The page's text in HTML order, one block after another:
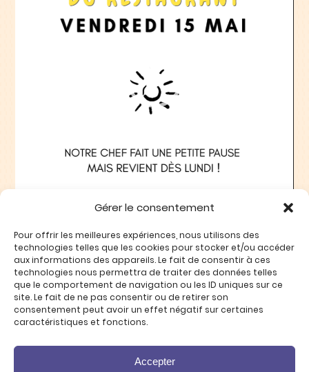
Gérer le consentement
Pour offrir les meilleures expériences, nous utilisons des
technologies telles que les cookies pour stocker et/ou accéder
aux informations des appareils. Le fait de consentir à ces
technologies nous permettra de traiter des données telles
que le comportement de navigation ou les ID uniques sur ce
site. Le fait de ne pas consentir ou de retirer son
consentement peut avoir un effet négatif sur certaines
caractéristiques et fonctions.
Accepter
00:00 00:20
Mentions légales
Politique de confidentialité